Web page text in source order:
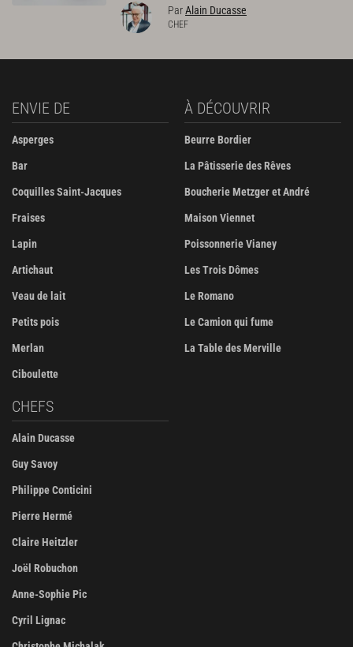
ParAlain Ducasse
CHEF
ENVIE DE
Asperges
Bar
Coquilles Saint-Jacques
Fraises
Lapin
Artichaut
Veau de lait
Petits pois
Merlan
Ciboulette
À DÉCOUVRIR
Beurre Bordier
La Pâtisserie des Rêves
Boucherie Metzger et André
Maison Viennet
Poissonnerie Vianey
Les Trois Dômes
Le Romano
Le Camion qui fume
La Table des Merville
CHEFS
Alain Ducasse
Guy Savoy
Philippe Conticini
Pierre Hermé
Claire Heitzler
Joël Robuchon
Anne-Sophie Pic
Cyril Lignac